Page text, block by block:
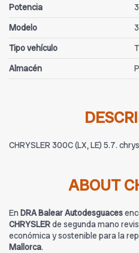
Potencia
Modelo
Tipo vehículo
Almacén
CHRYSLER 300C (LX, LE) 5.7.
ABOUT
En DRA Balear Autodesguaces
CHRYSLERde segunda mano
económica y sostenible para la
Mallorca.